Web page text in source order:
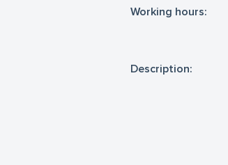
Working hours:
Description: